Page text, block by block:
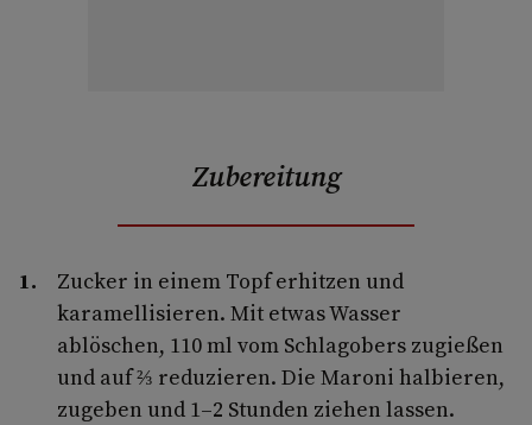
Zubereitung
Zucker in einem Topf erhitzen und
karamellisieren. Mit etwas Wasser
ablöschen, 110 ml vom Schlagobers zugießen
und auf ⅔ reduzieren. Die Maroni halbieren,
zugeben und 1–2 Stunden ziehen lassen.